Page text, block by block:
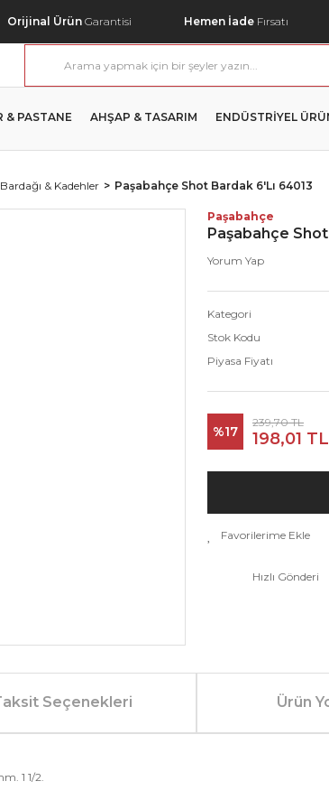
Orijinal Ürün Garantisi Hemen İade Fırsatı
& PASTANE AHŞAP & TASARIM ENDÜSTRİYEL
& Kadehler Paşabahçe Shot Bardak 6'Lı 64013
Paşabahçe
Paşabahçe
Yorum Yap
Kategori
Stok Kodu
Piyasa Fiyatı
%17
239,70 TL
198,01 TL
Hızlı Gönderi
Seçenekleri Ürün
1 1/2.